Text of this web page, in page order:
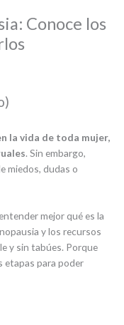
Conoce los
la vida de toda mujer,
. Sin embargo,
miedos, dudas o
mejor qué es la
y los recursos
y sin tabúes. Porque
etapas para poder